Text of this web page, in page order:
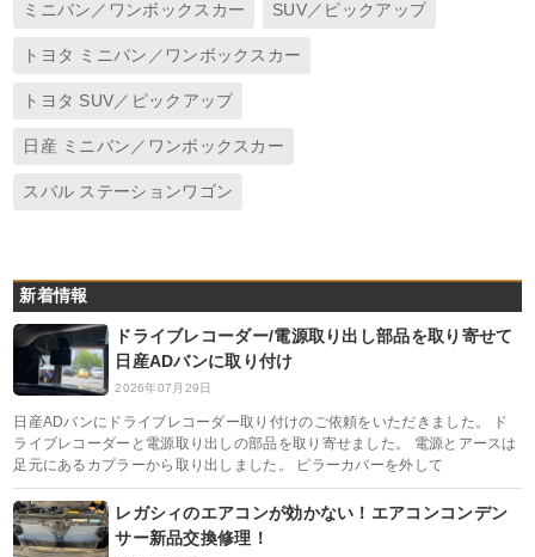
ミニバン／ワンボックスカー SUV／ピックアップ
トヨタ ミニバン／ワンボックスカー
トヨタ SUV／ピックアップ
日産 ミニバン／ワンボックスカー
スバル ステーションワゴン
新着情報
ドライブレコーダー/電源取り出し部品を取り寄せて
日産ADバンに取り付け
2026年07月29日
日産ADバンにドライブレコーダー取り付けのご依頼をいただきました。 ド
ライブレコーダーと電源取り出しの部品を取り寄せました。 電源とアースは
足元にあるカプラーから取り出しました。 ピラーカバーを外して
レガシィのエアコンが効かない！エアコンコンデン
サー新品交換修理！